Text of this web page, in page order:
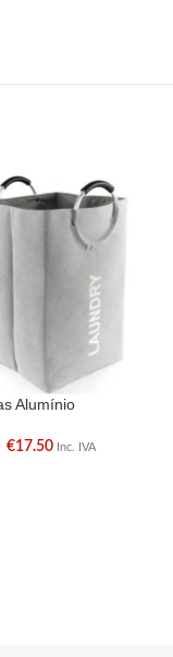
Alumínio
€17.50 Inc. IVA